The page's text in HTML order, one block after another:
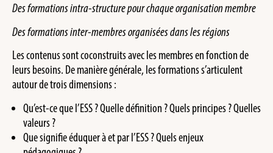
Des formations intra-structure pour chaque organisation membre
Des formations inter-membres organisées dans les régions
Les contenus sont coconstruits avec les membres en fonction de
leurs besoins. De manière générale, les formations s’articulent
autour de trois dimensions :
Qu’est-ce que l’ESS ? Quelle définition ? Quels principes ? Quelles
valeurs ?
Que signifie éduquer à et par l’ESS ? Quels enjeux